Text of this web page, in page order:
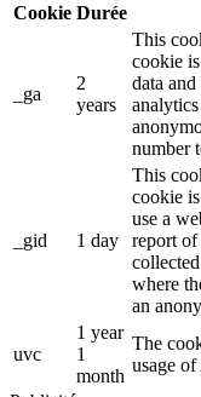
Cookie Durée
_ga
2
years
This
cookie
data
number
_gid 1 day
This
cookie
use a
report
where
an
uvc
1 year
1
month
The
usage